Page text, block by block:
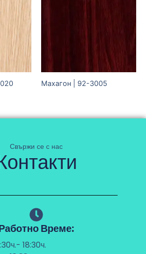
Махагон | 92-3005
Свържи се с нас
Време:
18:30ч.